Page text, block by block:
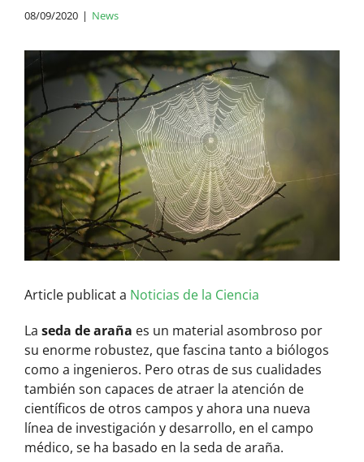
08/09/2020 | News
View
Larger
Image
Article publicat a Noticias de la Ciencia
La seda de araña es un material asombroso por
su enorme robustez, que fascina tanto a biólogos
como a ingenieros. Pero otras de sus cualidades
también son capaces de atraer la atención de
científicos de otros campos y ahora una nueva
línea de investigación y desarrollo, en el campo
médico, se ha basado en la seda de araña.